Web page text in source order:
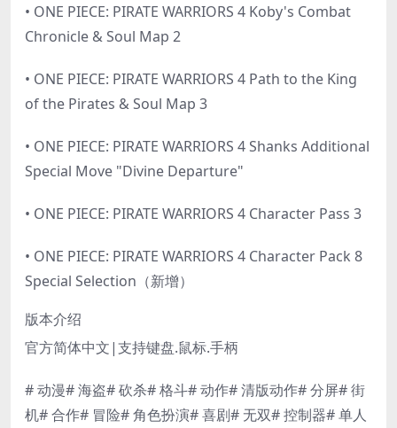
• ONE PIECE: PIRATE WARRIORS 4 Koby's Combat
Chronicle & Soul Map 2
• ONE PIECE: PIRATE WARRIORS 4 Path to the King
of the Pirates & Soul Map 3
• ONE PIECE: PIRATE WARRIORS 4 Shanks Additional
Special Move "Divine Departure"
• ONE PIECE: PIRATE WARRIORS 4 Character Pass 3
• ONE PIECE: PIRATE WARRIORS 4 Character Pack 8
Special Selection（新增）
版本介绍
官方简体中文|支持键盘.鼠标.手柄
# 动漫# 海盗# 砍杀# 格斗# 动作# 清版动作# 分屏# 街
机# 合作# 冒险# 角色扮演# 喜剧# 无双# 控制器# 单人